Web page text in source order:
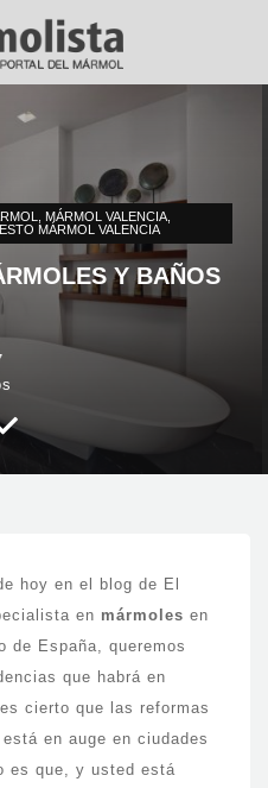
MÁRMOL VALENCIA
MÁRMOL VALENCIA
Y BAÑOS
en
mármoles
hoy en el blog de El
en mármoles en
de España, queremos
que habrá en
cierto que las reformas
está en auge en ciudades
es que, y usted está